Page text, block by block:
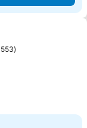
kedvencekhez